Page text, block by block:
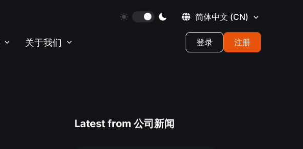
简体中文 (CN)
关于我们 登录 注册
Latest from公司新闻